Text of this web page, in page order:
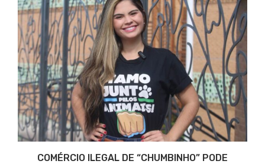
COMÉRCIO ILEGAL DE “CHUMBINHO” PODE